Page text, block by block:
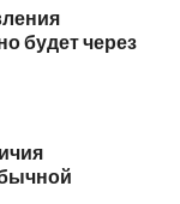
будет через